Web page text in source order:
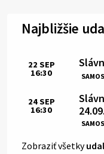
Najbližšie
Čas:
22 SEP
16:30
Čas:
24SEP
16:30
Zobraziť všetky